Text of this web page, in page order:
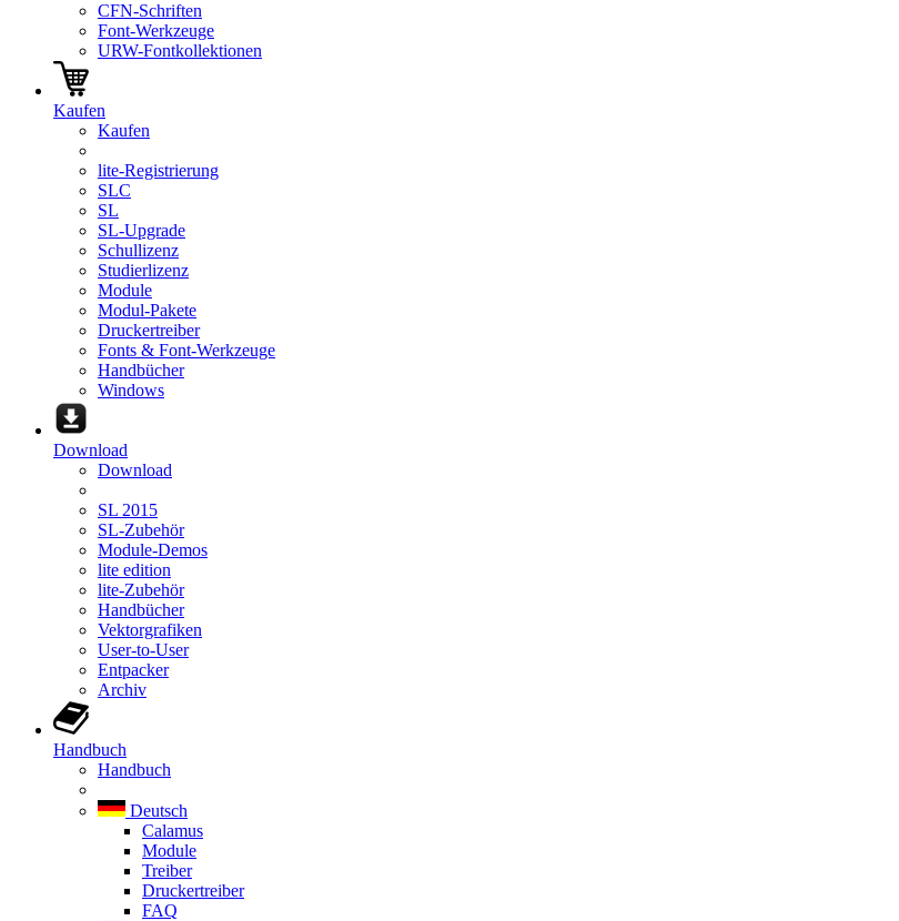
CFN-Schriften
Font-Werkzeuge
URW-Fontkollektionen
Kaufen
Kaufen
lite-Registrierung
SLC
SL
SL-Upgrade
Schullizenz
Studierlizenz
Module
Modul-Pakete
Druckertreiber
Fonts & Font-Werkzeuge
Handbücher
Windows
Download
Download
SL 2015
SL-Zubehör
Module-Demos
lite edition
lite-Zubehör
Handbücher
Vektorgrafiken
User-to-User
Entpacker
Archiv
Handbuch
Handbuch
Deutsch
Calamus
Module
Treiber
Druckertreiber
FAQ